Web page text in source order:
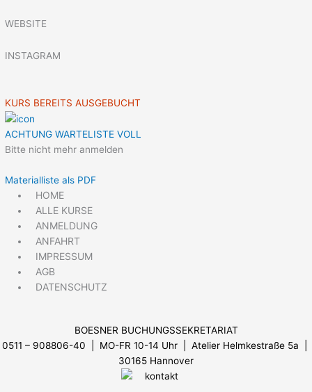
WEBSITE
INSTAGRAM
KURS BEREITS AUSGEBUCHT
ACHTUNG WARTELISTE VOLL
Bitte nicht mehr anmelden
Materialliste als PDF
HOME
ALLE KURSE
ANMELDUNG
ANFAHRT
IMPRESSUM
AGB
DATENSCHUTZ
BOESNER BUCHUNGSSEKRETARIAT
0511 – 908806-40 | MO-FR 10-14 Uhr
| Atelier Helmkestraße 5a |
30165 Hannover